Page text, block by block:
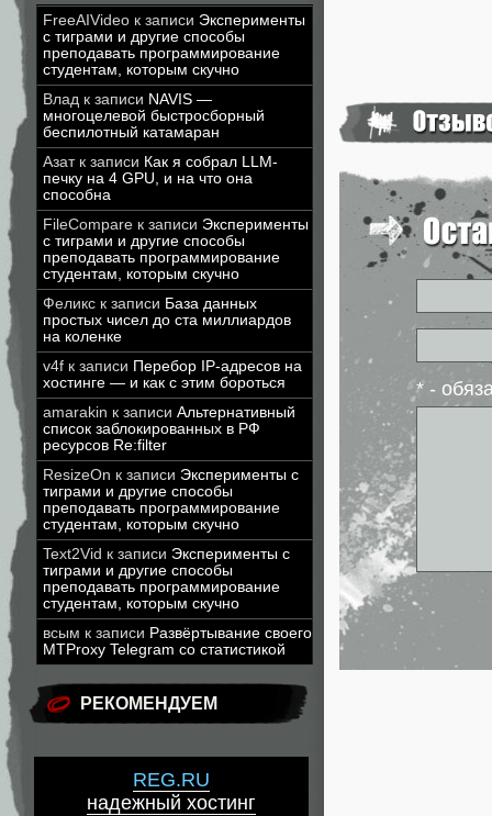
FreeAIVideo к записи Эксперименты
с тиграми и другие способы
преподавать программирование
студентам, которым скучно
Влад к записи NAVIS —
многоцелевой быстросборный
беспилотный катамаран
Азатк записи Как я собрал LLM-
печку на 4 GPU, и на что она
способна
FileCompare к записи Эксперименты
с тиграми и другие способы
преподавать программирование
студентам, которым скучно
Феликс к записи База данных
простых чисел до ста миллиардов
на коленке
v4f к записи Перебор IP-адресов на
хостинге — и как с этим бороться
amarakin к записи Альтернативный
список заблокированных в РФ
ресурсов Re:filter
ResizeOn к записи Эксперименты с
тиграми и другие способы
преподавать программирование
студентам, которым скучно
Text2Vid к записи Эксперименты с
тиграми и другие способы
преподавать программирование
студентам, которым скучно
всым к записи Развёртывание своего
MTProxy Telegram со статистикой
РЕКОМЕНДУЕМ
REG.RU
надежный хостинг
* -